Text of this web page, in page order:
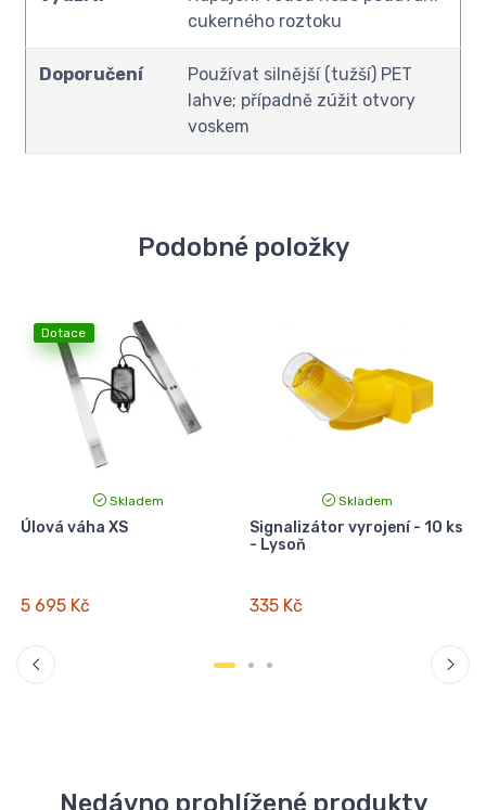
cukerného roztoku
Doporučení
Používat silnější (tužší) PET
lahve; případně zúžit otvory
voskem
Podobné položky
Dotace
Skladem
Úlová váha XS
5 695 Kč
Skladem
Signalizátor vyrojení - 10 ks
- Lysoň
335 Kč
Nedávno prohlížené produkty